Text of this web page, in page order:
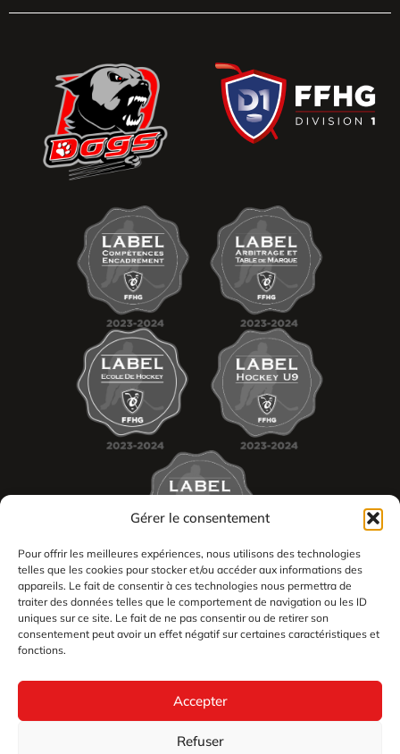
Gérer le consentement
Pour offrir les meilleures expériences, nous utilisons des technologies
telles que les cookies pour stocker et/ou accéder aux informations des
appareils. Le fait de consentir à ces technologies nous permettra de
traiter des données telles que le comportement de navigation ou les ID
uniques sur ce site. Le fait de ne pas consentir ou de retirer son
consentement peut avoir un effet négatif sur certaines caractéristiques et
fonctions.
Accepter
Refuser
2026
Les Dogs de Cholet tous droits réservésMentions légales
Politique en matière de remboursements et de retours